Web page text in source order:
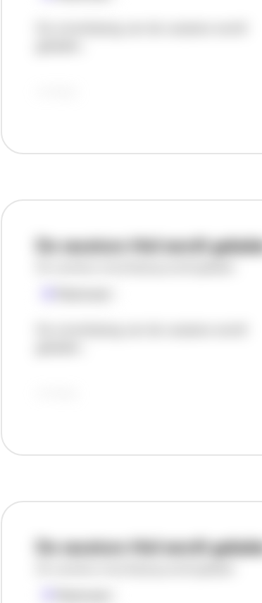
De vacature titel wordt
De vacature titel wordt